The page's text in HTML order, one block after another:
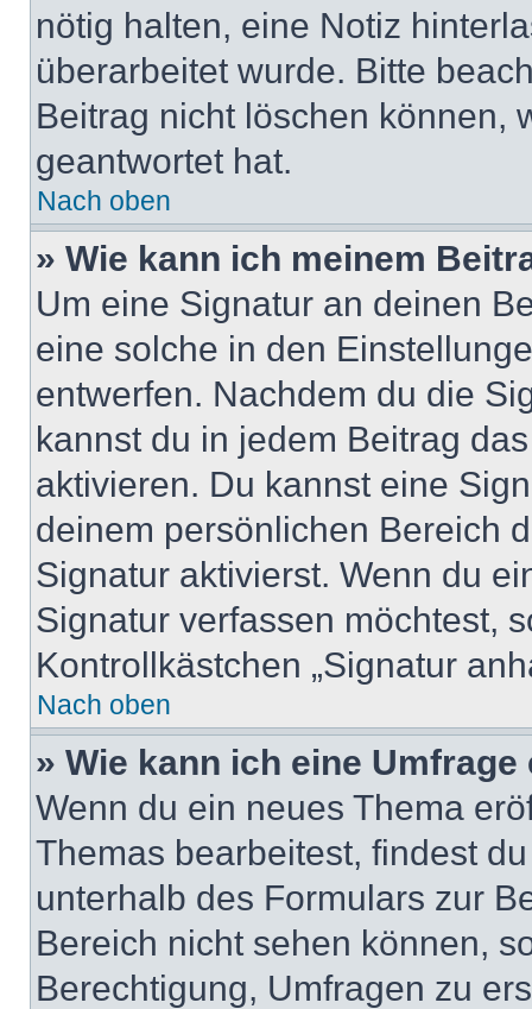
nötig halten, eine Notiz
überarbeitet wurde. Bitte
Beitrag nicht löschen können,
geantwortet hat.
Nach oben
» Wie kann ich meinem
Um eine Signatur an deinen
eine solche in den
entwerfen. Nachdem du die
kannst du in jedem Beitrag
aktivieren. Du kannst eine
deinem persönlichen Bereich
Signatur aktivierst. Wenn du
Signatur verfassen möchtest,
Kontrollkästchen „Signatur
Nach oben
» Wie kann ich eine
Wenn du ein neues Thema
Themas bearbeitest, findest
unterhalb des Formulars zur
Bereich nicht sehen können,
Berechtigung, Umfragen zu